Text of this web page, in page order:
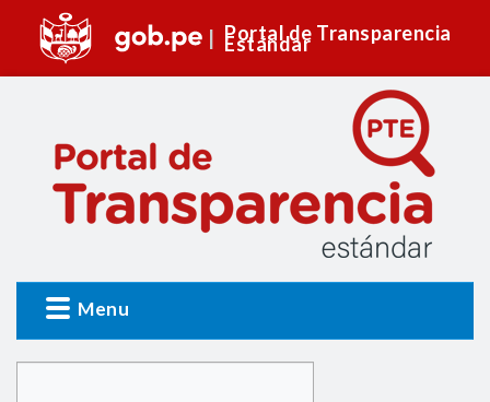
Portal de Transparencia
Estándar
Menu